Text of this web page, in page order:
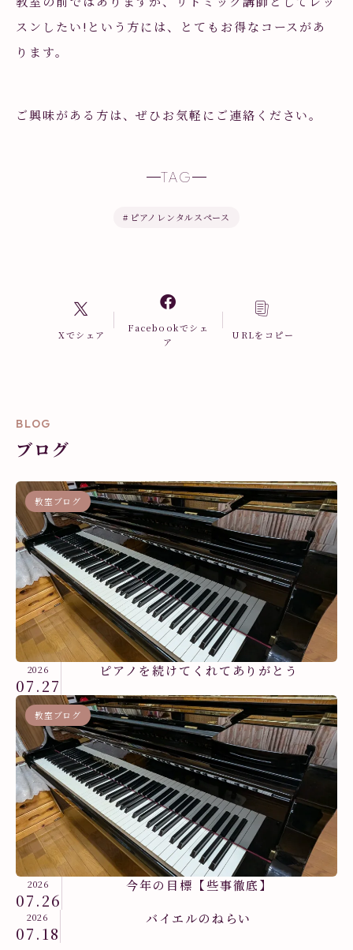
スンしたい!という方には、とてもお得なコースがあ
ります。
ご興味がある方は、ぜひお気軽にご連絡ください。
TAG
# ピアノレンタルスペース
Xでシェア
Facebookでシェ
ア
URLをコピー
BLOG
ブログ
教室ブログ
2026
07.27
ピアノを続けてくれてありがとう
教室ブログ
2026
07.26
今年の目標【些事徹底】
教室ブログ
2026
07.18
バイエルのねらい